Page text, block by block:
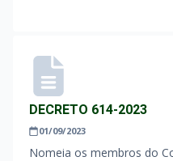
DECRETO 614-2023
01/09/2023
Nomeia os membros do